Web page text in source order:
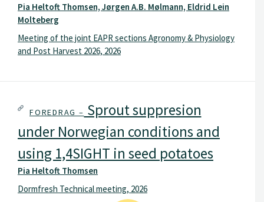
Pia Heltoft Thomsen, Jørgen A.B. Mølmann, Eldrid Lein
Molteberg
Meeting of the joint EAPR sections Agronomy & Physiology
and Post Harvest 2026, 2026
FOREDRAG – Sprout suppresion
under Norwegian conditions and
using 1,4SIGHT in seed potatoes
Pia Heltoft Thomsen
Dormfresh Technical meeting, 2026